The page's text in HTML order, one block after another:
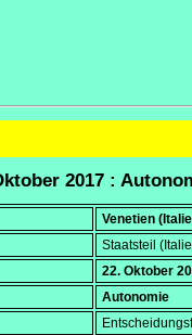
2017 :
Venetien
Staatsteil
22. Oktober
Autonomie